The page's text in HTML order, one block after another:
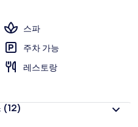
스파
주차 가능
레스토랑
(12)